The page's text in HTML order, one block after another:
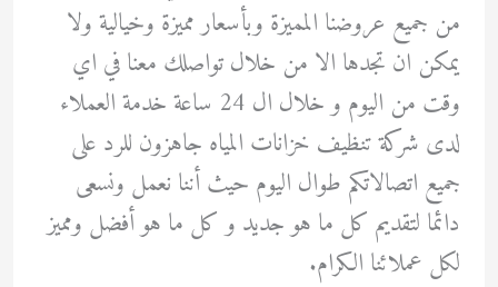
من جميع عروضنا المميزة وبأسعار مميزة وخيالية ولا
يمكن ان تجدها الا من خلال تواصلك معنا في اي
وقت من اليوم و خلال ال 24 ساعة خدمة العملاء
لدى شركة تنظيف خزانات المياه جاهزون للرد على
جميع اتصالاتكم طوال اليوم حيث أننا نعمل ونسعى
دائما لتقديم كل ما هو جديد و كل ما هو أفضل ومميز
لكل عملائنا الكرام.